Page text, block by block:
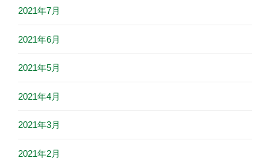
2021年7月
2021年6月
2021年5月
2021年4月
2021年3月
2021年2月